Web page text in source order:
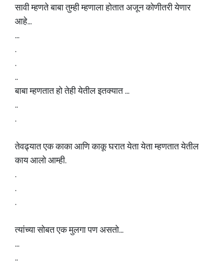
सावी म्हणते बाबा तुम्ही म्हणाला होतात अजून कोणीतरी येणार
आहे...
...
.
.
..
बाबा म्हणतात हो तेही येतील इतक्यात ...
..
.
तेवढ्यात एक काका आणि काकू घरात येता येता म्हणतात येतील
काय आलो आम्ही.
.
.
.
त्यांच्या सोबत एक मुलगा पण असतो...
...
..